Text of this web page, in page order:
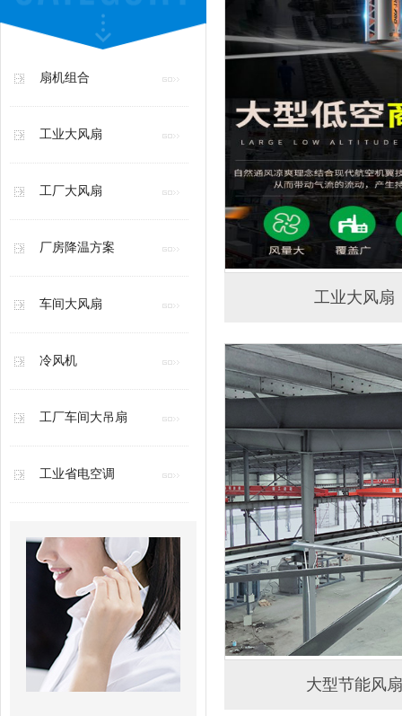
扇机组合
工业大风扇
工厂大风扇
厂房降温方案
车间大风扇
冷风机
工厂车间大吊扇
工业省电空调
工业大风扇
大型节能风扇